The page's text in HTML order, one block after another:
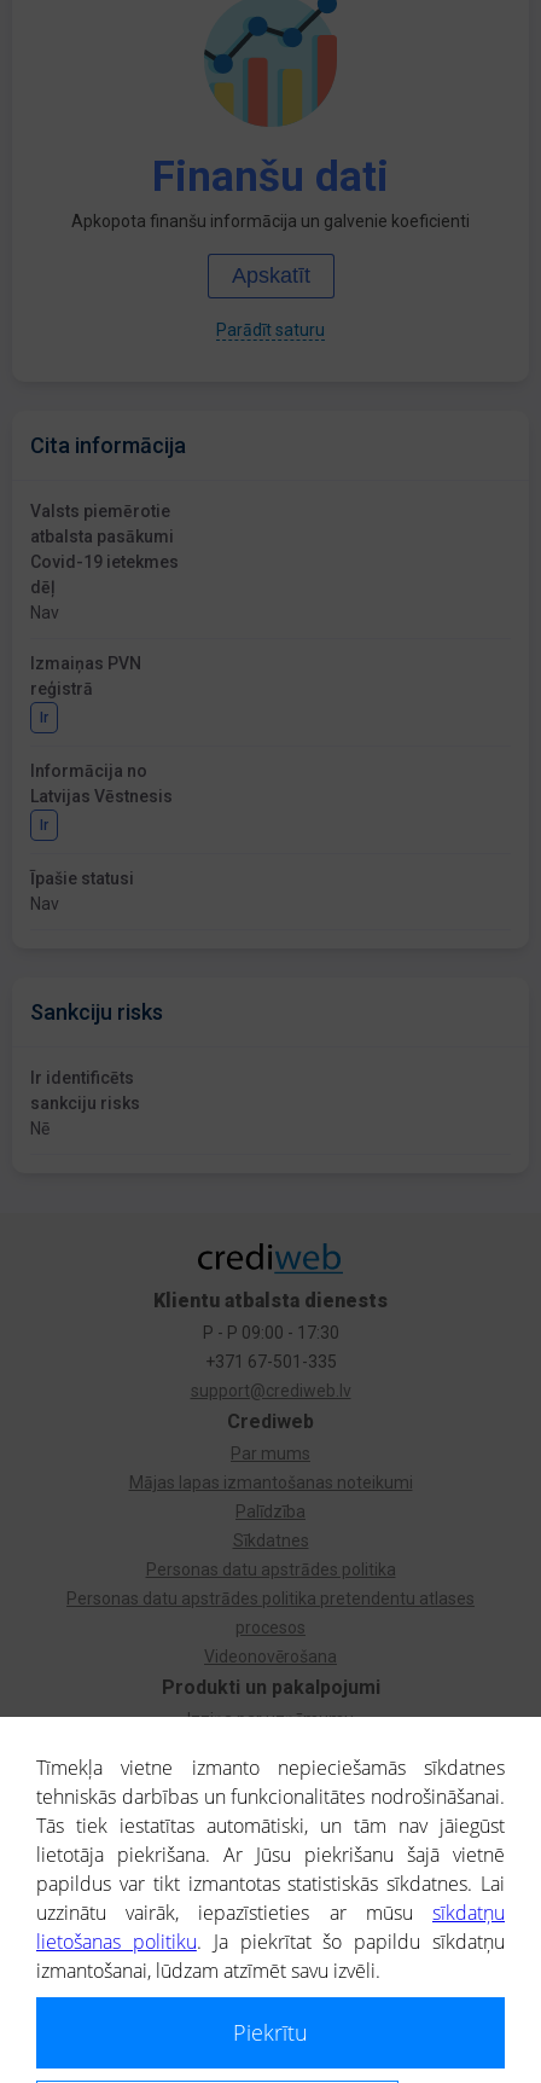
Finanšu dati
Apkopota finanšu informācija un galvenie koeficienti
Apskatīt
Parādīt saturu
Cita informācija
Valsts piemērotie
atbalsta pasākumi
Covid-19 ietekmes
dēļ
Nav
Izmaiņas PVN
reģistrā
Ir
Informācija no
Latvijas Vēstnesis
Ir
Īpašie statusi
Nav
Sankciju risks
Ir identificēts
sankciju risks
Nē
Produkti un pakalpojumi
Izziņa par uzņēmumu
Dzimtas koks
Uzņēmumu atlase
Monitorings
Kredītizziņa par ārvalstu uzņēmumiem
Crediweb
Par mums
Mājas lapas izmantošanas noteikumi
Palīdzība
Sīkdatnes
Personas datu apstrādes politika
Personas datu apstrādes politika pretendentu atlases
procesos
Videonovērošana
Klientu atbalsta dienests
P - P 09:00 - 17:30
+371 67-501-335
support@crediweb.lv
® CREDITREFORM Latvija
SIA
Portāla ietvaros saņemtajai informācijai ir uzziņas raksturs, un tai nav
Tīmekļa vietne izmanto nepieciešamās sīkdatnes
tehniskās darbības un funkcionalitātes nodrošināšanai.
Tās tiek iestatītas automātiski, un tām nav jāiegūst
lietotāja piekrišana. Ar Jūsu piekrišanu šajā vietnē
papildus var tikt izmantotas statistiskās sīkdatnes. Lai
uzzinātu vairāk, iepazīstieties ar mūsu sīkdatņu
lietošanas politiku. Ja piekrītat šo papildu sīkdatņu
izmantošanai, lūdzam atzīmēt savu izvēli.
Piekrītu